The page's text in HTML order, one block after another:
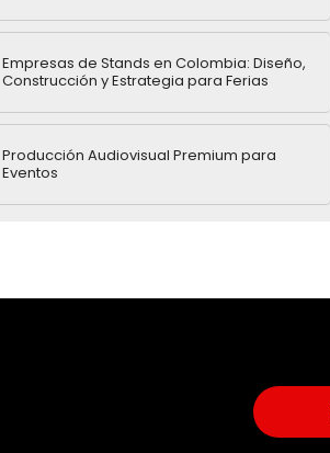
Empresas de Stands en Colombia: Diseño,
Construcción y Estrategia para Ferias
Producción Audiovisual Premium para
Eventos